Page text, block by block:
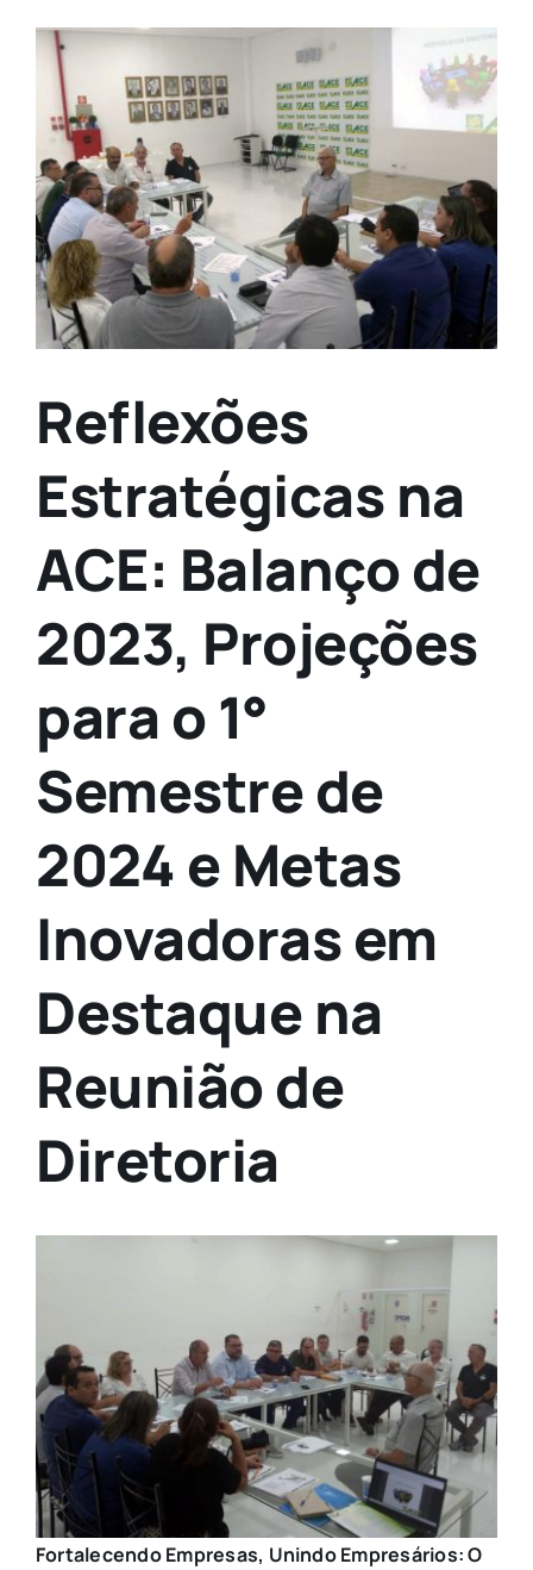
Contato
View
Larger
Image
Reflexões
Estratégicas na
ACE: Balanço de
2023, Projeções
para o 1°
Semestre de
2024 e Metas
Inovadoras em
Destaque na
Reunião de
Diretoria
Fortalecendo Empresas, Unindo Empresários: O